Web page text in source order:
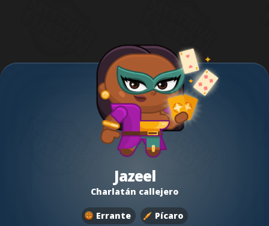
Jazeel
Charlatán callejero
Errante Pícaro